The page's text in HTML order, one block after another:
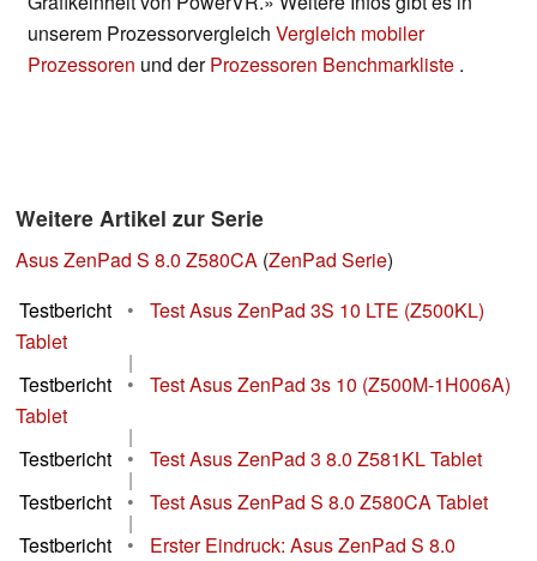
unserem Prozessorvergleich Vergleich mobiler
Prozessoren und derProzessoren Benchmarkliste .
Weitere Artikel zur Serie
Asus ZenPad S 8.0 Z580CA (ZenPad Serie)
Testbericht
•
Test Asus ZenPad 3S 10 LTE (Z500KL)
Tablet
|
Testbericht
•
Test Asus ZenPad 3s 10 (Z500M-1H006A)
Tablet
|
Testbericht
• Test Asus ZenPad 3 8.0 Z581KL Tablet
|
Testbericht
• Test Asus ZenPad S 8.0 Z580CA Tablet
|
Testbericht
•
Erster Eindruck: Asus ZenPad S 8.0